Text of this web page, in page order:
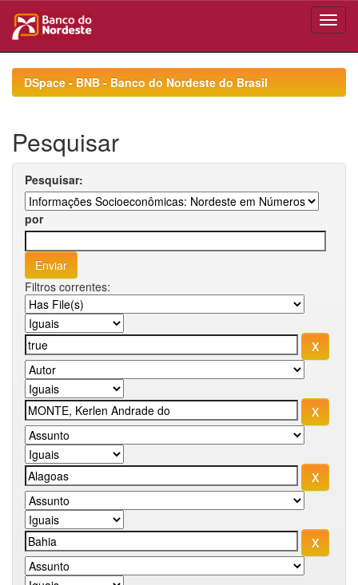
navigationDSpace - BNB - Banco do Nordeste do Brasil
Pesquisar
Pesquisar:
por
Filtros correntes: